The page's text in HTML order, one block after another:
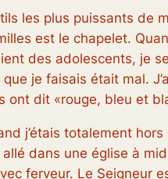
les plus puissants de
est le chapelet.
des adolescents, je
je faisais était mal.
ont dit «rouge, bleu et
j’étais totalement hors
dans une église à
ferveur. Le Seigneur